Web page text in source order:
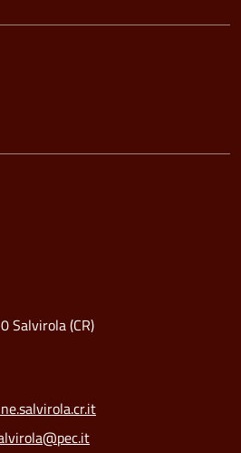
Salvirola (CR)